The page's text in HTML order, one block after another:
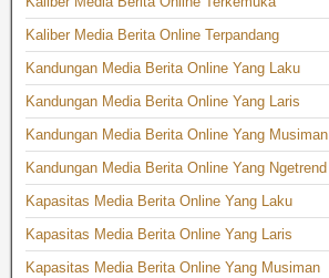
Kaliber Media Berita Online Terpandang
Kandungan Media Berita Online Yang Laku
Kandungan Media Berita Online Yang Laris
Kandungan Media Berita Online Yang Musiman
Kandungan Media Berita Online Yang Ngetrend
Kapasitas Media Berita Online Yang Laku
Kapasitas Media Berita Online Yang Laris
Kapasitas Media Berita Online Yang Musiman